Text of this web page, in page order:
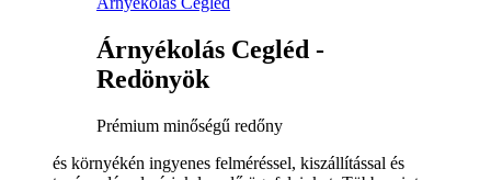
Árnyékolás Cegléd -
Redönyök
Prémium minőségű redőny
és környékén ingyenes felméréssel, kiszállítással és